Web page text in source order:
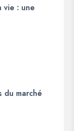
vie : une
du marché